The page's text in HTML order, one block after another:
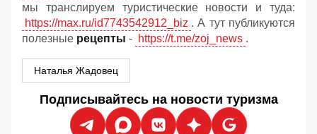
мы транслируем туристические новости и туда:
https://max.ru/id7743542912_biz . А тут публикуются
полезные рецепты - https://t.me/zoj_news .
Наталья Жадовец
Подписывайтесь на новости туризма